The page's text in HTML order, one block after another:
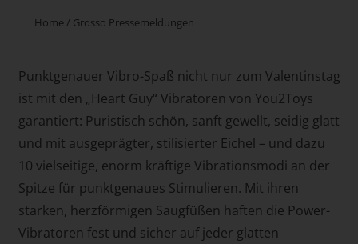
Home / Grosso Pressemeldungen
Punktgenauer Vibro-Spaß nicht nur zum Valentinstag
ist mit den „Heart Guy“ Vibratoren von You2Toys
garantiert: Puristisch schön, sanft gewellt, seidig glatt
und mit ausgeprägter, stilisierter Eichel – und dazu
10 vielseitige, enorm kräftige Vibrationsmodi an der
Spitze für punktgenaues Stimulieren. Mit ihren
starken, herzförmigen Saugfüßen haften die Power-
Vibratoren fest und sicher auf jeder glatten